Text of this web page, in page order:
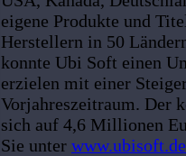
eigene Produkte und
Herstellern in 50
konnte Ubi Soft einen
erzielen mit einer
Vorjahreszeitraum. Der
sich auf 4,6 Millionen
Sie unter